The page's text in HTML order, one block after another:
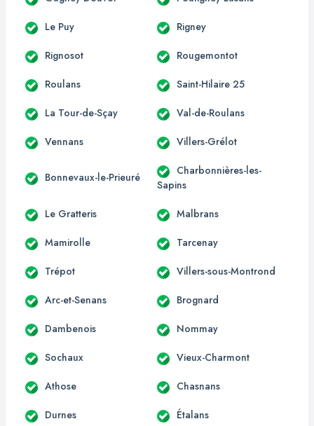
Le Puy Rigney
Rignosot Rougemontot
Roulans Saint-Hilaire 25
La Tour-de-Sçay Val-de-Roulans
Vennans Villers-Grélot
Bonnevaux-le-Prieuré
Charbonnières-les-
Sapins
Le Gratteris Malbrans
Mamirolle Tarcenay
Trépot Villers-sous-Montrond
Arc-et-Senans Brognard
Dambenois Nommay
Sochaux Vieux-Charmont
Athose Chasnans
Durnes Étalans